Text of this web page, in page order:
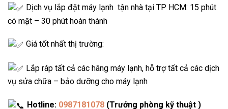
Dịch vụ lắp đặt máy lạnh tận nhà tại TP HCM: 15 phút
có mặt – 30 phút hoàn thành
Giá tốt nhất thị trường:
Lắp ráp tất cả các hãng máy lạnh, hỗ trợ tất cả các dịch
vụ sửa chữa – bảo dưỡng cho máy lạnh
Hotline: 0987181078 (Trưởng phòng kỹ thuật )